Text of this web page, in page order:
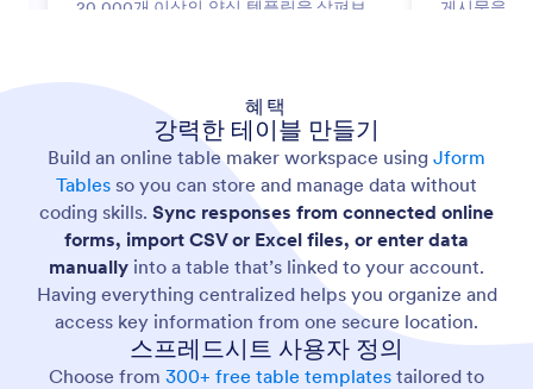
혜택
강력한 테이블 만들기
Build an online table maker workspace using Jform
Tables so you can store and manage data without
coding skills. Sync responses from connected online
forms, import CSV or Excel files, or enter data
manually into a table that’s linked to your account.
Having everything centralized helps you organize and
access key information from one secure location.
스프레드시트 사용자 정의
Choose from 300+ free table templates tailored to